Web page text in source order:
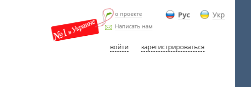
Рус Укр
о проекте
Написать нам
войти зарегистрироваться